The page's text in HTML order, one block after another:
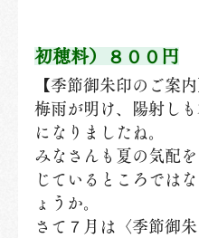
初穂料）８００円
【季節御朱印のご案内
梅雨が明け、陽射し
になりましたね。
みなさんも夏の気配
じているところではな
ょうか。
さて７月は〈季節御